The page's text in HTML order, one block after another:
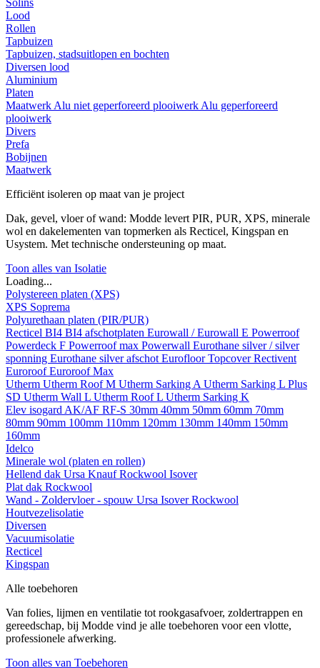
Solins
Lood
Rollen
Tapbuizen
Tapbuizen, stadsuitlopen en bochten
Diversen lood
Aluminium
Platen
Maatwerk Alu niet geperforeerd plooiwerk Alu geperforeerd
plooiwerk
Divers
Prefa
Bobijnen
Maatwerk
Efficiënt isoleren op maat van je project
Dak, gevel, vloer of wand: Modde levert PIR, PUR, XPS, minerale
wol en dakelementen van topmerken als Recticel, Kingspan en
Usystem. Met technische ondersteuning op maat.
Toon alles van Isolatie
Loading...
Polystereen platen (XPS)
XPS Soprema
Polyurethaan platen (PIR/PUR)
Recticel BI4 BI4 afschotplaten Eurowall / Eurowall E Powerroof
Powerdeck F Powerroof max Powerwall Eurothane silver / silver
sponning Eurothane silver afschot EurofloorTopcoverRectivent
EuroroofEuroroof Max
Utherm Utherm Roof M Utherm Sarking A Utherm Sarking L Plus
SD Utherm Wall L Utherm Roof L Utherm Sarking K
Elev isogard AK/AF RF-S 30mm 40mm 50mm 60mm 70mm
80mm 90mm 100mm 110mm 120mm 130mm 140mm 150mm
160mm
Idelco
Minerale wol (platen en rollen)
Hellend dak Ursa KnaufRockwool Isover
Plat dak Rockwool
Wand - Zoldervloer - spouw Ursa IsoverRockwool
Houtvezelisolatie
Diversen
Vacuumisolatie
Recticel
Kingspan
Alle toebehoren
Van folies, lijmen en ventilatie tot rookgasafvoer, zoldertrappen en
gereedschap, bij Modde vind je alle toebehoren voor een vlotte,
professionele afwerking.
Toon alles van Toebehoren